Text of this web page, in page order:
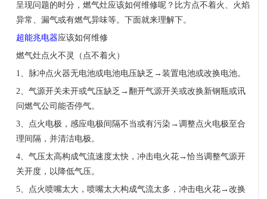
呈现问题的时分，燃气灶应该如何维修呢？比方点不着火、火焰
异常、漏气或有燃气异味等。下面就来理解下。
超能兆电器应该如何维修
燃气灶点火不灵（点不着火）
1、脉冲点火器无电池或电池电压缺乏 → 装置电池或改换电池。
2、气源开关未开或气压缺乏 → 翻开气源开关或改换新钢瓶或讯
问燃气公司能否停气。
3、点火电极，感应电极间隔不当或有污染 → 调整点火电极至合
理间隔，并清洁电极。
4、气压太高构成气流速度太快，冲击电火花→恰当调整气源开
关开度，以降低气压。
5、点火喷嘴太大，喷嘴太大构成气流太多，冲击电火花→ 改换